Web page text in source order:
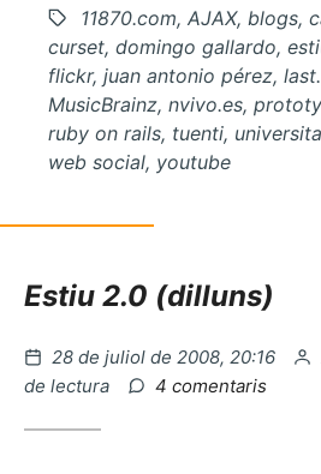
11870.com, AJAX, blogs,
curset, domingo gallardo,
flickr, juan antonio pérez,
MusicBrainz, nvivo.es,
ruby on rails, tuenti,
web social, youtube
Estiu 2.0 (dilluns)
Publicat
el
28 de juliol de 2008, 20:16
de lectura
4 comentaris